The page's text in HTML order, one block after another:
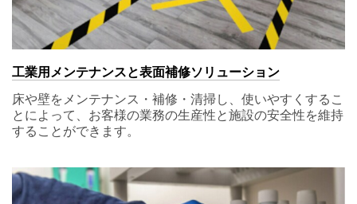
工業用メンテナンスと表面補修ソリューション
床や壁をメンテナンス・補修・清掃し、使いやすくするこ
とによって、お客様の業務の生産性と施設の安全性を維持
することができます。